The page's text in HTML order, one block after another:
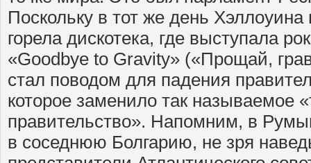
Поскольку в тот же день Хэллоуина
горела дискотека, где выступала
«Goodbye to Gravity» («Прощай,
стал поводом для падения
которое заменило так называемое
правительство». Напомним, в
в соседнюю Болгарию, не зря